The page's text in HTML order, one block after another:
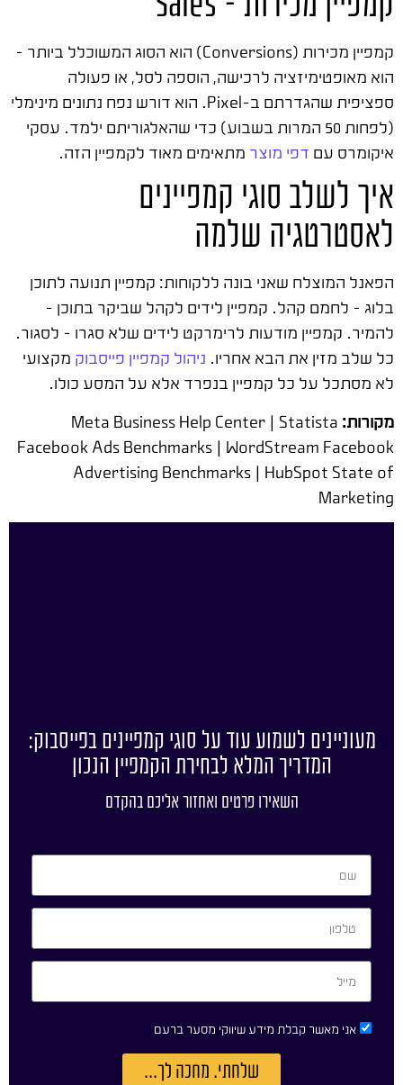
קמפיין מכירות (Conversions) הוא הסוג המשוכלל ביותר –
הוא מאופטימיזציה לרכישה, הוספה לסל, או פעולה
ספציפית שהגדרתם ב-Pixel. הוא דורש נפח נתונים מינימלי
(לפחות 50 המרות בשבוע) כדי שהאלגוריתם ילמד. עסקי
איקומרס עם דפי מוצר מתאימים מאוד לקמפיין הזה.
איך לשלב סוגי קמפיינים
לאסטרטגיה שלמה
הפאנל המוצלח שאני בונה ללקוחות: קמפיין תנועה לתוכן
בלוג – לחמם קהל. קמפיין לידים לקהל שביקר בתוכן –
להמיר. קמפיין מודעות לרימרקט לידים שלא סגרו – לסגור.
כל שלב מזין את הבא אחריו. ניהול קמפיין פייסבוק מקצועי
לא מסתכל על כל קמפיין בנפרד אלא על המסע כולו.
מקורות: Meta Business Help Center | Statista
Facebook Ads Benchmarks | WordStream Facebook
Advertising Benchmarks | HubSpot State of
Marketing
מעוניינים לשמוע עוד על סוגי קמפיינים בפייסבוק:
המדריך המלא לבחירת הקמפיין הנכון
השאירו פרטים ואחזור אליכם בהקדם
אני מאשר קבלת מידע שיווקי מסער ברעם
שלחתי. מחכה לך...